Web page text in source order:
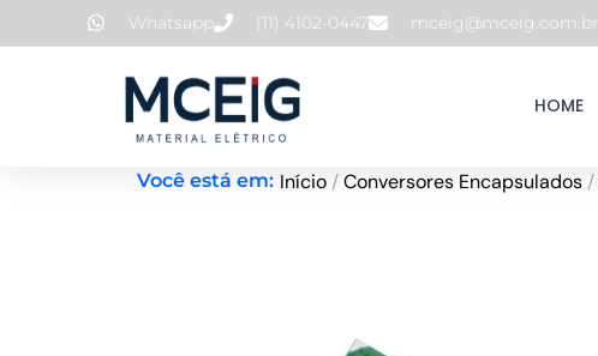
para
Whatsapp (11) 4102-0447 mceig@mceig.com.br
HOME
Você está em: Início /Conversores Encapsulados /